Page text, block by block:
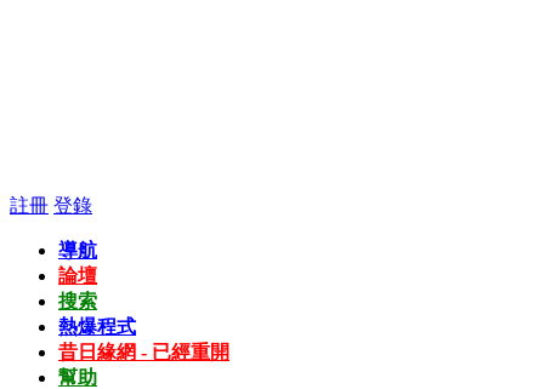
註冊 登錄
導航
論壇
搜索
熱爆程式
昔日緣網 - 已經重開
幫助